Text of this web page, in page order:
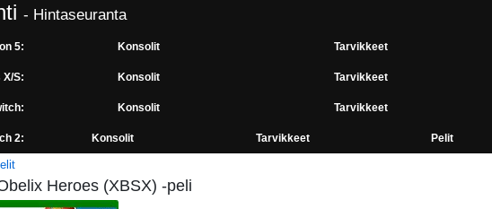
- Hintaseuranta
5: Konsolit Tarvikkeet
X/S: Konsolit Tarvikkeet
Konsolit Tarvikkeet
2: Konsolit Tarvikkeet Pelit
Heroes (XBSX) -peli